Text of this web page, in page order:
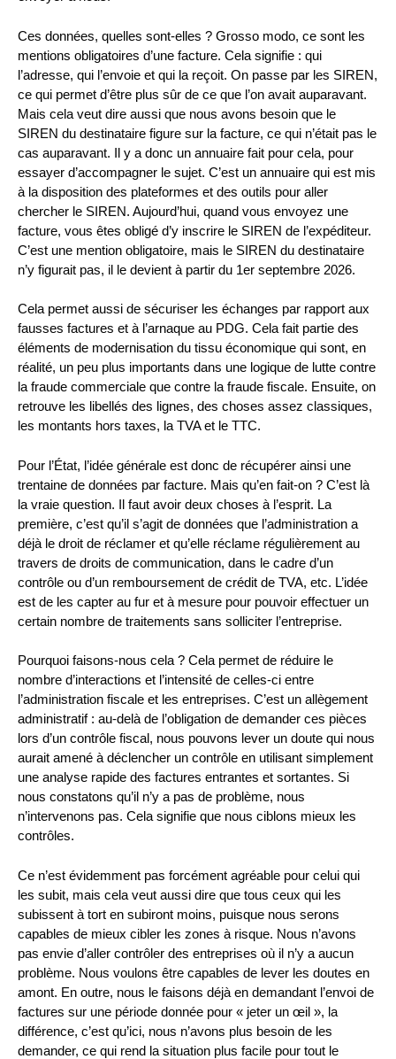
Ces données, quelles sont-elles ? Grosso modo, ce sont les
mentions obligatoires d’une facture. Cela signifie : qui
l’adresse, qui l’envoie et qui la reçoit. On passe par les SIREN,
ce qui permet d’être plus sûr de ce que l’on avait auparavant.
Mais cela veut dire aussi que nous avons besoin que le
SIREN du destinataire figure sur la facture, ce qui n’était pas le
cas auparavant. Il y a donc un annuaire fait pour cela, pour
essayer d’accompagner le sujet. C’est un annuaire qui est mis
à la disposition des plateformes et des outils pour aller
chercher le SIREN. Aujourd’hui, quand vous envoyez une
facture, vous êtes obligé d’y inscrire le SIREN de l’expéditeur.
C’est une mention obligatoire, mais le SIREN du destinataire
n’y figurait pas, il le devient à partir du 1er septembre 2026.
Cela permet aussi de sécuriser les échanges par rapport aux
fausses factures et à l’arnaque au PDG. Cela fait partie des
éléments de modernisation du tissu économique qui sont, en
réalité, un peu plus importants dans une logique de lutte contre
la fraude commerciale que contre la fraude fiscale. Ensuite, on
retrouve les libellés des lignes, des choses assez classiques,
les montants hors taxes, la TVA et le TTC.
Pour l’État, l’idée générale est donc de récupérer ainsi une
trentaine de données par facture. Mais qu’en fait-on ? C’est là
la vraie question. Il faut avoir deux choses à l’esprit. La
première, c’est qu’il s’agit de données que l’administration a
déjà le droit de réclamer et qu’elle réclame régulièrement au
travers de droits de communication, dans le cadre d’un
contrôle ou d’un remboursement de crédit de TVA, etc. L’idée
est de les capter au fur et à mesure pour pouvoir effectuer un
certain nombre de traitements sans solliciter l’entreprise.
Pourquoi faisons-nous cela ? Cela permet de réduire le
nombre d’interactions et l’intensité de celles-ci entre
l’administration fiscale et les entreprises. C’est un allègement
administratif : au-delà de l’obligation de demander ces pièces
lors d’un contrôle fiscal, nous pouvons lever un doute qui nous
aurait amené à déclencher un contrôle en utilisant simplement
une analyse rapide des factures entrantes et sortantes. Si
nous constatons qu’il n’y a pas de problème, nous
n’intervenons pas. Cela signifie que nous ciblons mieux les
contrôles.
Ce n’est évidemment pas forcément agréable pour celui qui
les subit, mais cela veut aussi dire que tous ceux qui les
subissent à tort en subiront moins, puisque nous serons
capables de mieux cibler les zones à risque. Nous n’avons
pas envie d’aller contrôler des entreprises où il n’y a aucun
problème. Nous voulons être capables de lever les doutes en
amont. En outre, nous le faisons déjà en demandant l’envoi de
factures sur une période donnée pour « jeter un œil », la
différence, c’est qu’ici, nous n’avons plus besoin de les
demander, ce qui rend la situation plus facile pour tout le